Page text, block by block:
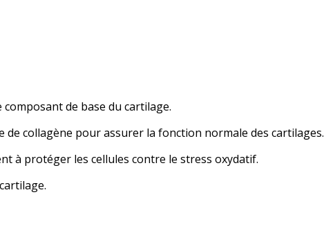
de base du cartilage.
de collagène pour assurer la fonction normale des cartilages.
à protéger les cellules contre le stress oxydatif.